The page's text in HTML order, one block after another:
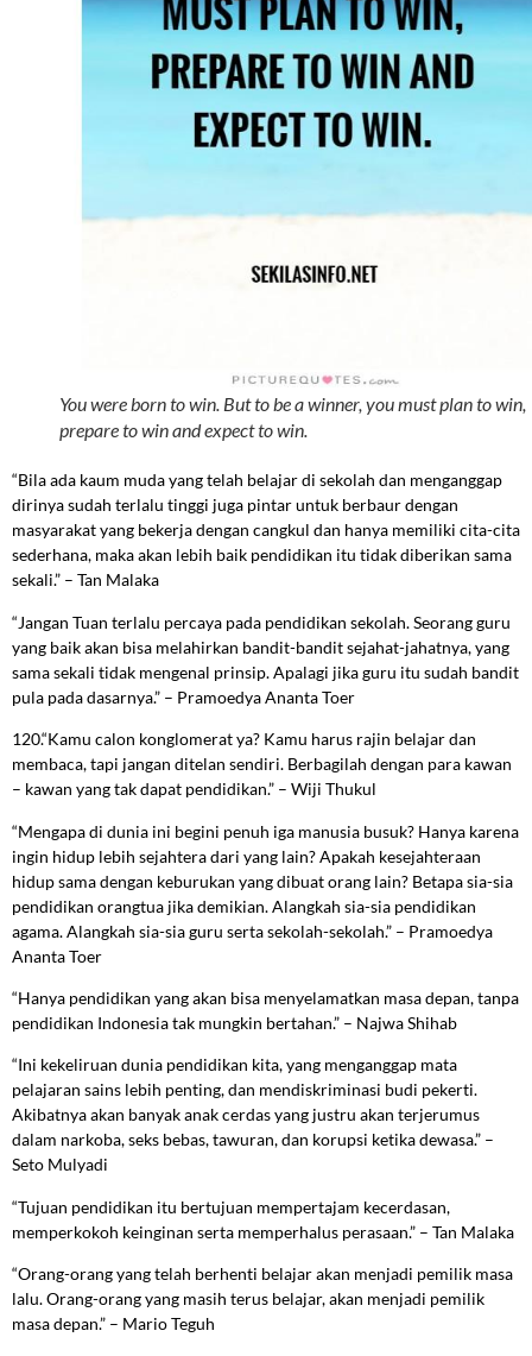
You were born to win. But to be a winner, you must plan to win,
prepare to win and expect to win.
“Bila ada kaum muda yang telah belajar di sekolah dan menganggap
dirinya sudah terlalu tinggi juga pintar untuk berbaur dengan
masyarakat yang bekerja dengan cangkul dan hanya memiliki cita-cita
sederhana, maka akan lebih baik pendidikan itu tidak diberikan sama
sekali.” – Tan Malaka
“Jangan Tuan terlalu percaya pada pendidikan sekolah. Seorang guru
yang baik akan bisa melahirkan bandit-bandit sejahat-jahatnya, yang
sama sekali tidak mengenal prinsip. Apalagi jika guru itu sudah bandit
pula pada dasarnya.” – Pramoedya Ananta Toer
120.“Kamu calon konglomerat ya? Kamu harus rajin belajar dan
membaca, tapi jangan ditelan sendiri. Berbagilah dengan para kawan
– kawan yang tak dapat pendidikan.” – Wiji Thukul
“Mengapa di dunia ini begini penuh iga manusia busuk? Hanya karena
ingin hidup lebih sejahtera dari yang lain? Apakah kesejahteraan
hidup sama dengan keburukan yang dibuat orang lain? Betapa sia-sia
pendidikan orangtua jika demikian. Alangkah sia-sia pendidikan
agama. Alangkah sia-sia guru serta sekolah-sekolah.” – Pramoedya
Ananta Toer
“Hanya pendidikan yang akan bisa menyelamatkan masa depan, tanpa
pendidikan Indonesia tak mungkin bertahan.” – Najwa Shihab
“Ini kekeliruan dunia pendidikan kita, yang menganggap mata
pelajaran sains lebih penting, dan mendiskriminasi budi pekerti.
Akibatnya akan banyak anak cerdas yang justru akan terjerumus
dalam narkoba, seks bebas, tawuran, dan korupsi ketika dewasa.” –
Seto Mulyadi
“Tujuan pendidikan itu bertujuan mempertajam kecerdasan,
memperkokoh keinginan serta memperhalus perasaan.” – Tan Malaka
“Orang-orang yang telah berhenti belajar akan menjadi pemilik masa
lalu. Orang-orang yang masih terus belajar, akan menjadi pemilik
masa depan.” – Mario Teguh